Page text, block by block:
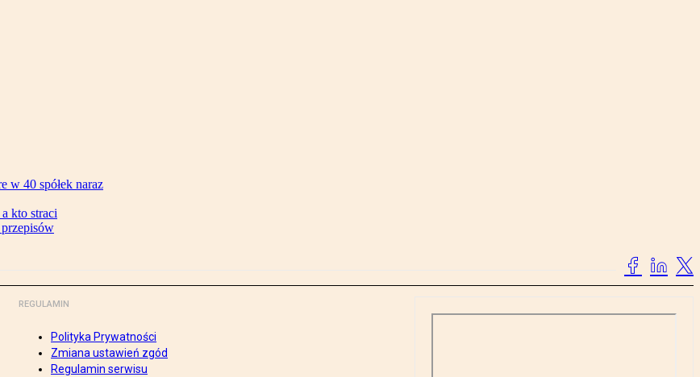
w 40 spółek naraz
kto straci
REGULAMIN
Polityka Prywatności
Zmiana ustawień zgód
Regulamin serwisu